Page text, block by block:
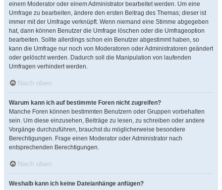
einem Moderator oder einem Administrator bearbeitet werden. Um eine
Umfrage zu bearbeiten, ändere den ersten Beitrag des Themas; dieser ist
immer mit der Umfrage verknüpft. Wenn niemand eine Stimme abgegeben
hat, dann können Benutzer die Umfrage löschen oder die Umfrageoption
bearbeiten. Sollte allerdings schon ein Benutzer abgestimmt haben, so
kann die Umfrage nur noch von Moderatoren oder Administratoren geändert
oder gelöscht werden. Dadurch soll die Manipulation von laufenden
Umfragen verhindert werden.
Nach oben
Warum kann ich auf bestimmte Foren nicht zugreifen?
Manche Foren können bestimmten Benutzern oder Gruppen vorbehalten
sein. Um diese einzusehen, Beiträge zu lesen, zu schreiben oder andere
Vorgänge durchzuführen, brauchst du möglicherweise besondere
Berechtigungen. Frage einen Moderator oder Administrator nach
entsprechenden Berechtigungen.
Nach oben
Weshalb kann ich keine Dateianhänge anfügen?